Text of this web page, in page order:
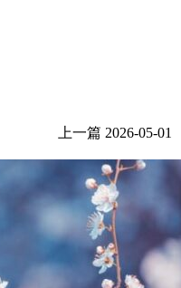
上一篇 2026-05-01